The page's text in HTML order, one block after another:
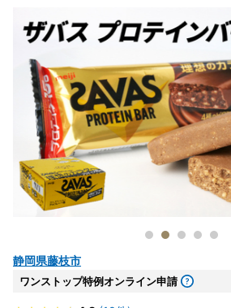
静岡県藤枝市
ワンストップ特例オンライン申請